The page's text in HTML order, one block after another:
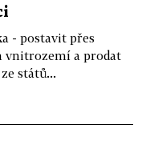
- postavit přes
vnitrozemí a prodat
států...